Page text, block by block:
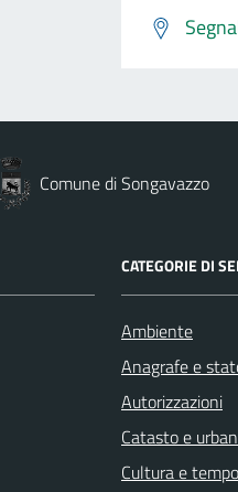
Comune di Songavazzo
CATEGORIE DI
Ambiente
Anagrafe e
Autorizzazioni
Catasto e
Cultura e